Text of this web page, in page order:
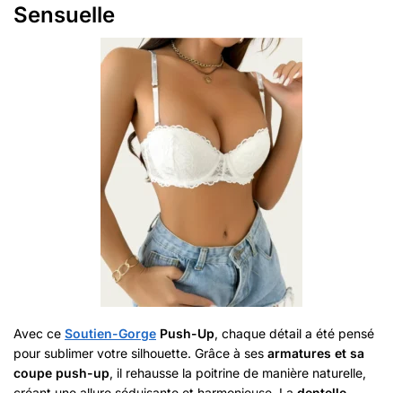
Sensuelle
Avec ce Soutien-Gorge Push-Up, chaque détail a été pensé
pour sublimer votre silhouette. Grâce à ses armatures et sa
coupe push-up, il rehausse la poitrine de manière naturelle,